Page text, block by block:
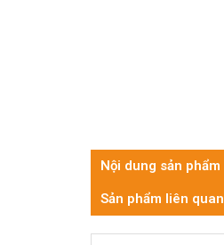
Nội dung sản phẩm
Sản phẩm liên quan